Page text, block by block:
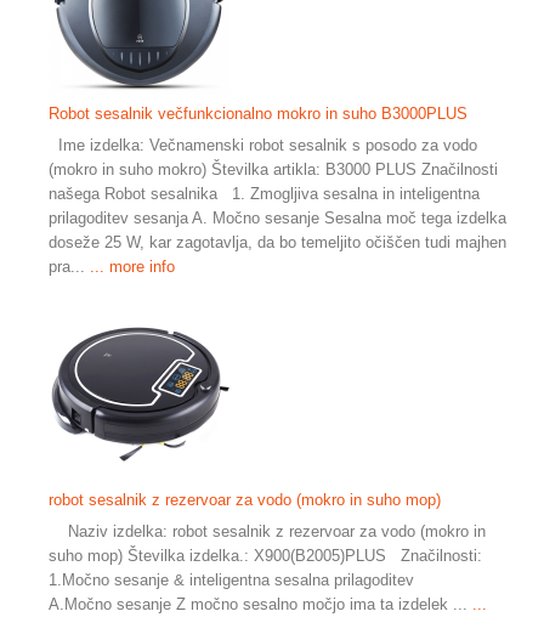
Robot sesalnik večfunkcionalno mokro in suho B3000PLUS
Ime izdelka: Večnamenski robot sesalnik s posodo za vodo
(mokro in suho mokro) Številka artikla: B3000 PLUS Značilnosti
našega Robot sesalnika 1. Zmogljiva sesalna in inteligentna
prilagoditev sesanja A. Močno sesanje Sesalna moč tega izdelka
doseže 25 W, kar zagotavlja, da bo temeljito očiščen tudi majhen
pra...
... more info
robot sesalnik z rezervoar za vodo (mokro in suho mop)
Naziv izdelka: robot sesalnik z rezervoar za vodo (mokro in
suho mop) Številka izdelka.: X900(B2005)PLUS Značilnosti:
1.Močno sesanje & inteligentna sesalna prilagoditev
A.Močno sesanje Z močno sesalno močjo ima ta izdelek ...